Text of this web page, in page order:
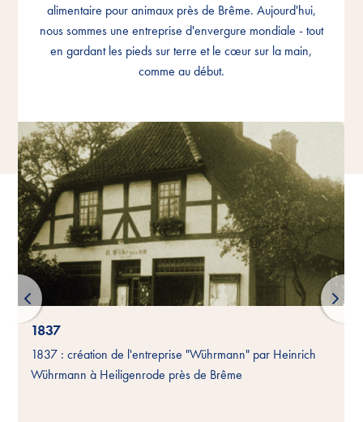
alimentaire pour animaux près de Brême. Aujourd'hui,
nous sommes une entreprise d'envergure mondiale - tout
en gardant les pieds sur terre et le cœur sur la main,
comme au début.
alimentaire pour animaux près de Brême. Aujourd'hui,
nous sommes une entreprise d'envergure mondiale - tout
en gardant les pieds sur terre et le cœur sur la main,
comme au début.
alimentaire pour animaux près de Brême. Aujourd'hui,
nous sommes une entreprise d'envergure mondiale - tout
en gardant les pieds sur terre et le cœur sur la main,
comme au début.
1837
1837 : création de l'entreprise "Wührmann" par Heinrich
Wührmann à Heiligenrode près de Brême